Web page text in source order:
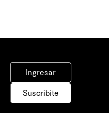
Ingresar
Suscribite